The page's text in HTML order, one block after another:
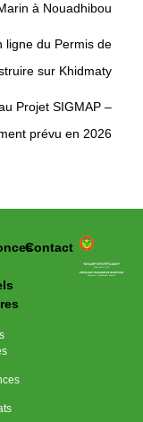
à Nouadhibou
ligne du Permis de
sur Khidmaty
Projet SIGMAP –
prévu en 2026
وزارة التحول الرقمي وعصرنة الادارة
Contact